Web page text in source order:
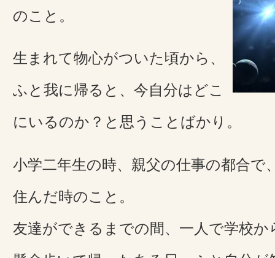
のこと。
生まれて物心がついた頃から、
ふと我に帰ると、今自分はどこ
にいるのか？と思うことばかり。
小学二年生の時、親父の仕事の都合で
住んだ時のこと。
友達ができるまでの間、一人で学校